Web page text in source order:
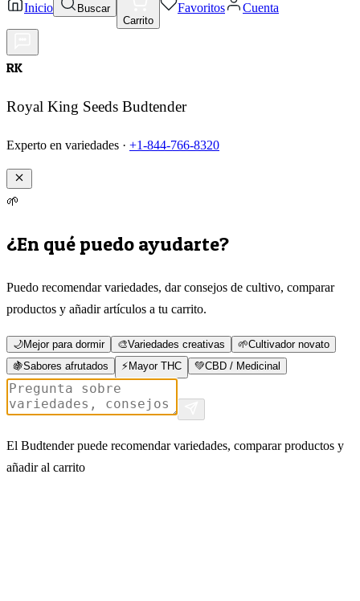
Inicio
Buscar
Carrito
Favoritos Cuenta
RK
Royal King Seeds Budtender
Experto en variedades · +1-844-766-8320
🌱
¿En qué puedo ayudarte?
Puedo recomendar variedades, dar consejos de cultivo, comparar
productos y añadir artículos a tu carrito.
🌙Mejor para dormir 🎨Variedades creativas 🌱Cultivador novato
🍇Sabores afrutados ⚡Mayor THC 💚CBD / Medicinal
El Budtender puede recomendar variedades, comparar productos y
añadir al carrito